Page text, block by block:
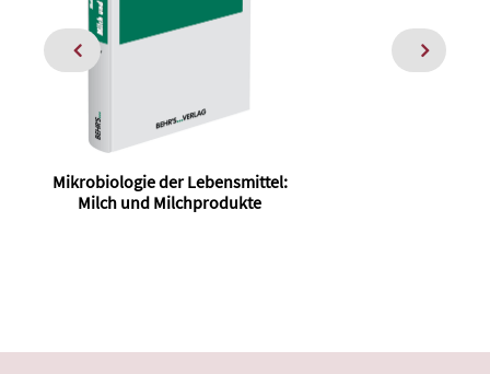
Mikrobiologie der Lebensmittel:
Milch und Milchprodukte